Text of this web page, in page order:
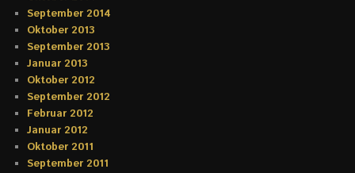
September 2014
Oktober 2013
September 2013
Januar 2013
Oktober 2012
September 2012
Februar 2012
Januar 2012
Oktober 2011
September 2011